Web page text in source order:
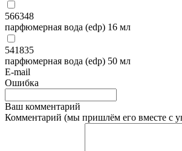
566348
парфюмерная вода (edp) 16 мл
541835
парфюмерная вода (edp) 50 мл
E-mail
Ошибка
Ваш комментарий
Комментарий (мы пришлём его вместе с